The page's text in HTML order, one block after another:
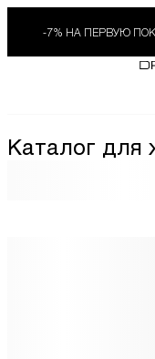
-7% НА ПЕРВУЮ
Каталог для